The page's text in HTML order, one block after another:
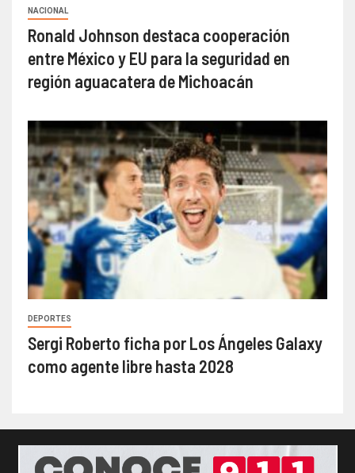
NACIONAL
Ronald Johnson destaca cooperación
entre México y EU para la seguridad en
región aguacatera de Michoacán
DEPORTES
Sergi Roberto ficha por Los Ángeles Galaxy
como agente libre hasta 2028